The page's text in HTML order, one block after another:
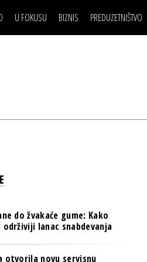
U FOKUSU BIZNIS
ESG & ENERGY
PULS REGIONA
NOVO NA RAFU
PREDUZETNIŠTVO
IZJAVA DANABIZNIS SCENA
NOVO NA RAFU
do žvakaće gume: Kako
lanac snabdevanja
otvorila novu servisnu